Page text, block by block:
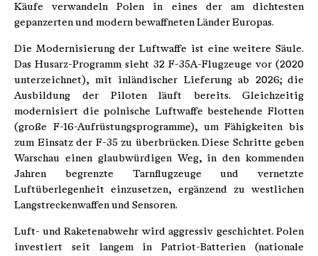
Käufe verwandeln Polen in eines der am dichtesten
gepanzerten und modern bewaffneten Länder Europas.
Die Modernisierung der Luftwaffe ist eine weitere Säule.
Das Husarz-Programm sieht 32 F-35A-Flugzeuge vor (2020
unterzeichnet), mit inländischer Lieferung ab 2026; die
Ausbildung der Piloten läuft bereits. Gleichzeitig
modernisiert die polnische Luftwaffe bestehende Flotten
(große F-16-Aufrüstungsprogramme), um Fähigkeiten bis
zum Einsatz der F-35 zu überbrücken. Diese Schritte geben
Warschau einen glaubwürdigen Weg, in den kommenden
Jahren begrenzte Tarnflugzeuge und vernetzte
Luftüberlegenheit einzusetzen, ergänzend zu westlichen
Langstreckenwaffen und Sensoren.
Luft- und Raketenabwehr wird aggressiv geschichtet. Polen
investiert seit langem in Patriot-Batterien (nationale